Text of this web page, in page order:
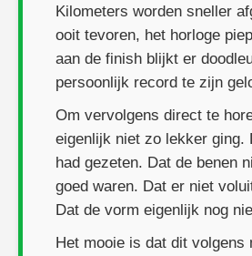
Kilometers worden sneller
ooit tevoren, het horloge
aan de finish blijkt er
persoonlijk record te zijn
Om vervolgens direct te
eigenlijk niet zo lekker ging.
had gezeten. Dat de benen
goed waren. Dat er niet
Dat de vorm eigenlijk nog
Het mooie is dat dit volgens